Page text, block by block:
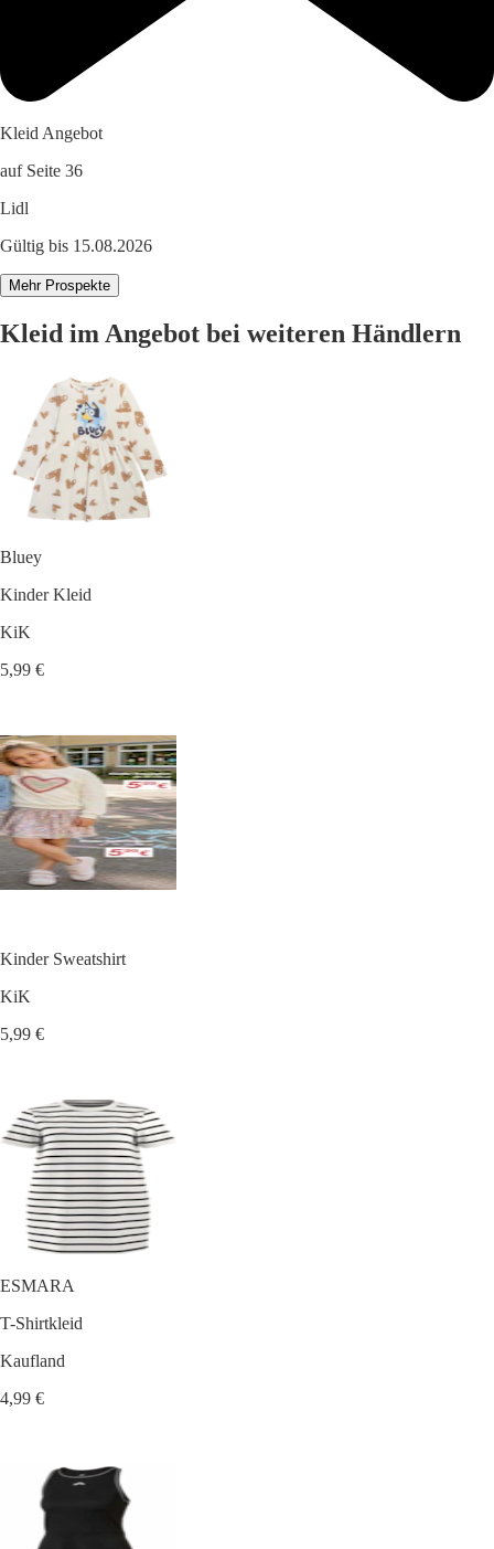
Kleid Angebot
auf Seite 36
Lidl
Gültig bis 15.08.2026
Mehr Prospekte
Kleid im Angebot bei weiteren Händlern
Bluey
Kinder Kleid
KiK
5,99 €
Kinder Sweatshirt
KiK
5,99 €
ESMARA
T-Shirtkleid
Kaufland
4,99 €